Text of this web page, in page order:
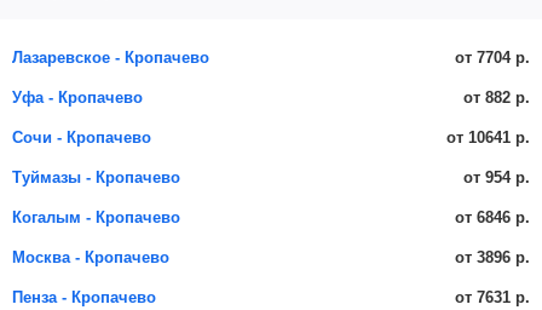
Лазаревское - Кропачево от 7704 р.
Уфа - Кропачево от 882 р.
Сочи - Кропачево от 10641 р.
Туймазы - Кропачево от 954 р.
Когалым - Кропачево от 6846 р.
Москва - Кропачево от 3896 р.
Пенза - Кропачево от 7631 р.